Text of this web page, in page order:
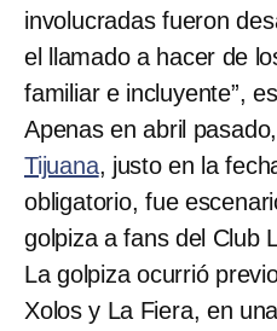
involucradas fueron
el llamado a hacer de
familiar e incluyente”,
Apenas en abril
Tijuana, justo en la
obligatorio, fue
golpiza a fans del Club
La golpiza ocurrió
Xolos y La Fiera, en